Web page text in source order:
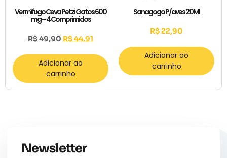
Vermífugo Ceva Petzi Gatos 600
mg – 4 Comprimidos
R$49,90 R$44,91
Adicionar ao
carrinho
Sanagogo P/aves 20Ml
R$22,90
Adicionar ao
carrinho
Newsletter